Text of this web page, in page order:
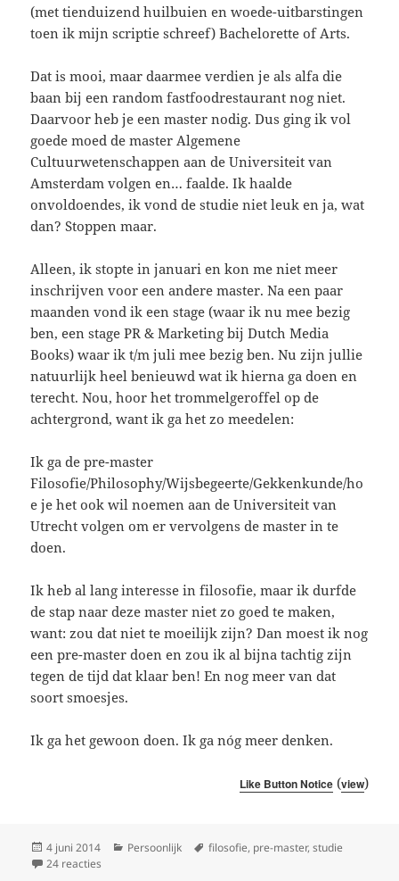
(met tienduizend huilbuien en woede-uitbarstingen
toen ik mijn scriptie schreef) Bachelorette of Arts.
Dat is mooi, maar daarmee verdien je als alfa die
baan bij een random fastfoodrestaurant nog niet.
Daarvoor heb je een master nodig. Dus ging ik vol
goede moed de master Algemene
Cultuurwetenschappen aan de Universiteit van
Amsterdam volgen en… faalde. Ik haalde
onvoldoendes, ik vond de studie niet leuk en ja, wat
dan? Stoppen maar.
Alleen, ik stopte in januari en kon me niet meer
inschrijven voor een andere master. Na een paar
maanden vond ik een stage (waar ik nu mee bezig
ben, een stage PR & Marketing bij Dutch Media
Books) waar ik t/m juli mee bezig ben. Nu zijn jullie
natuurlijk heel benieuwd wat ik hierna ga doen en
terecht. Nou, hoor het trommelgeroffel op de
achtergrond, want ik ga het zo meedelen:
Ik ga de pre-master
Filosofie/Philosophy/Wijsbegeerte/Gekkenkunde/ho
e je het ook wil noemen aan de Universiteit van
Utrecht volgen om er vervolgens de master in te
doen.
Ik heb al lang interesse in filosofie, maar ik durfde
de stap naar deze master niet zo goed te maken,
want: zou dat niet te moeilijk zijn? Dan moest ik nog
een pre-master doen en zou ik al bijna tachtig zijn
tegen de tijd dat klaar ben! En nog meer van dat
soort smoesjes.
Ik ga het gewoon doen. Ik ga nóg meer denken.
Like Button Notice(view)
Geplaatst
op
4 juni 2014 Categorieën
Persoonlijk Tags
filosofie, pre-master,studie
24 reacties